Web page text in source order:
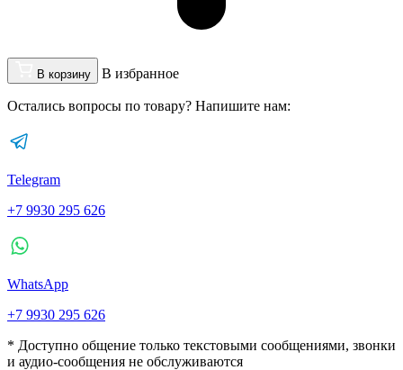
В корзину В избранное
Остались вопросы по товару? Напишите нам:
Telegram
+7 9930 295 626
WhatsApp
+7 9930 295 626
* Доступно общение только текстовыми сообщениями, звонки
и аудио-сообщения не обслуживаются